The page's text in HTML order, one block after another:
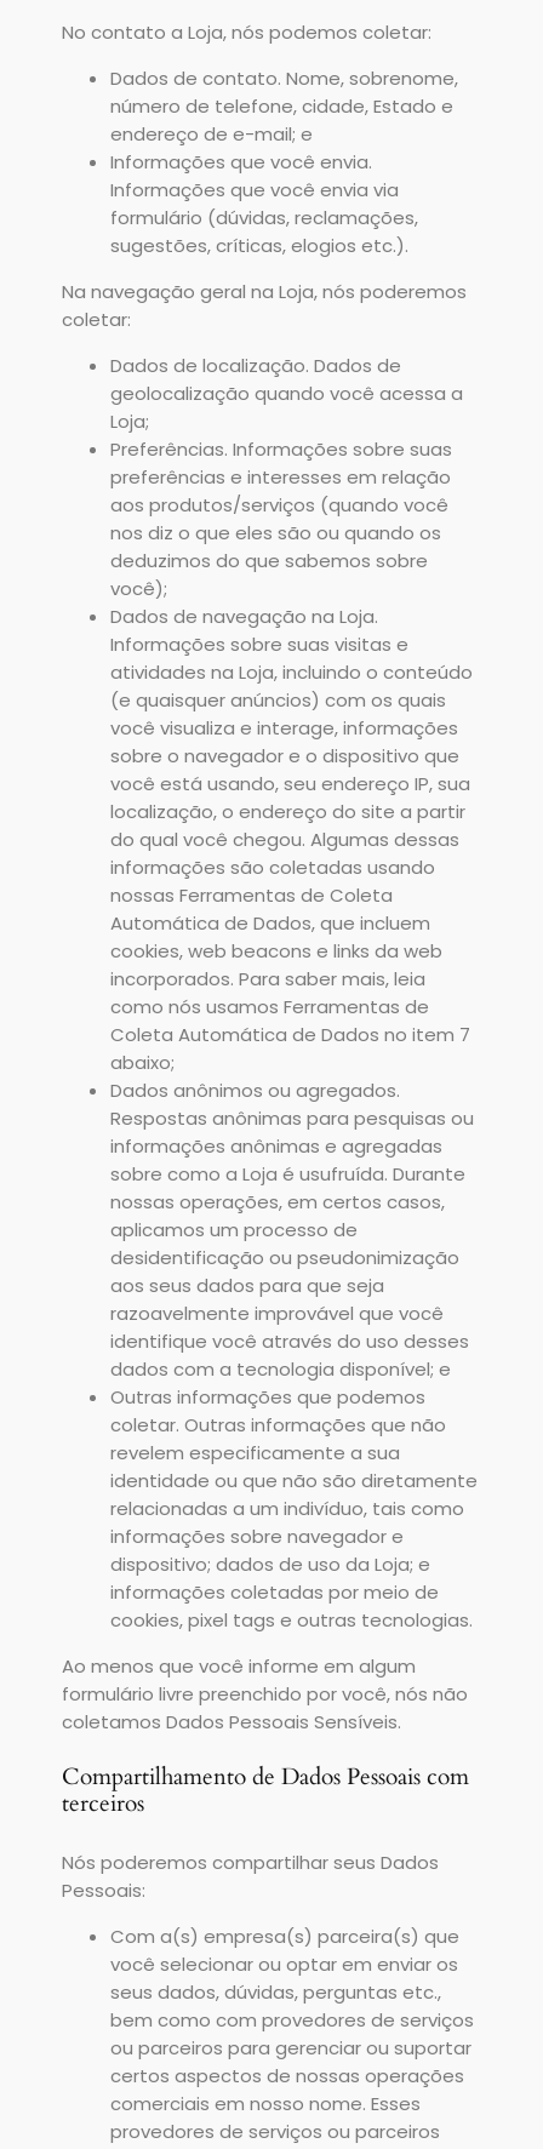
No contato a Loja, nós podemos coletar:
Dados de contato. Nome, sobrenome,
número de telefone, cidade, Estado e
endereço de e-mail; e
Informações que você envia.
Informações que você envia via
formulário (dúvidas, reclamações,
sugestões, críticas, elogios etc.).
Na navegação geral na Loja, nós poderemos
coletar:
Dados de localização. Dados de
geolocalização quando você acessa a
Loja;
Preferências. Informações sobre suas
preferências e interesses em relação
aos produtos/serviços (quando você
nos diz o que eles são ou quando os
deduzimos do que sabemos sobre
você);
Dados de navegação na Loja.
Informações sobre suas visitas e
atividades na Loja, incluindo o conteúdo
(e quaisquer anúncios) com os quais
você visualiza e interage, informações
sobre o navegador e o dispositivo que
você está usando, seu endereço IP, sua
localização, o endereço do site a partir
do qual você chegou. Algumas dessas
informações são coletadas usando
nossas Ferramentas de Coleta
Automática de Dados, que incluem
cookies, web beacons e links da web
incorporados. Para saber mais, leia
como nós usamos Ferramentas de
Coleta Automática de Dados no item 7
abaixo;
Dados anônimos ou agregados.
Respostas anônimas para pesquisas ou
informações anônimas e agregadas
sobre como a Loja é usufruída. Durante
nossas operações, em certos casos,
aplicamos um processo de
desidentificação ou pseudonimização
aos seus dados para que seja
razoavelmente improvável que você
identifique você através do uso desses
dados com a tecnologia disponível; e
Outras informações que podemos
coletar. Outras informações que não
revelem especificamente a sua
identidade ou que não são diretamente
relacionadas a um indivíduo, tais como
informações sobre navegador e
dispositivo; dados de uso da Loja; e
informações coletadas por meio de
cookies, pixel tags e outras tecnologias.
Ao menos que você informe em algum
formulário livre preenchido por você, nós não
coletamos Dados Pessoais Sensíveis.
Compartilhamento de Dados Pessoais com
terceiros
Nós poderemos compartilhar seus Dados
Pessoais:
Com a(s) empresa(s) parceira(s) que
você selecionar ou optar em enviar os
seus dados, dúvidas, perguntas etc.,
bem como com provedores de serviços
ou parceiros para gerenciar ou suportar
certos aspectos de nossas operações
comerciais em nosso nome. Esses
provedores de serviços ou parceiros